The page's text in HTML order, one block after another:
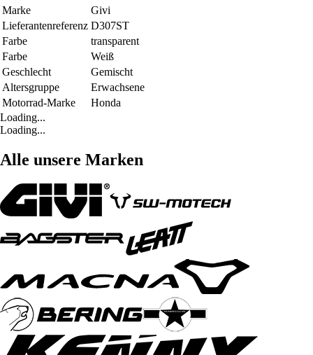
Marke
Givi
Lieferantenreferenz D307ST
Farbe
transparent
Farbe
Weiß
Geschlecht
Gemischt
Altersgruppe
Erwachsene
Motorrad-Marke
Honda
Loading...
Loading...
Alle unsere Marken